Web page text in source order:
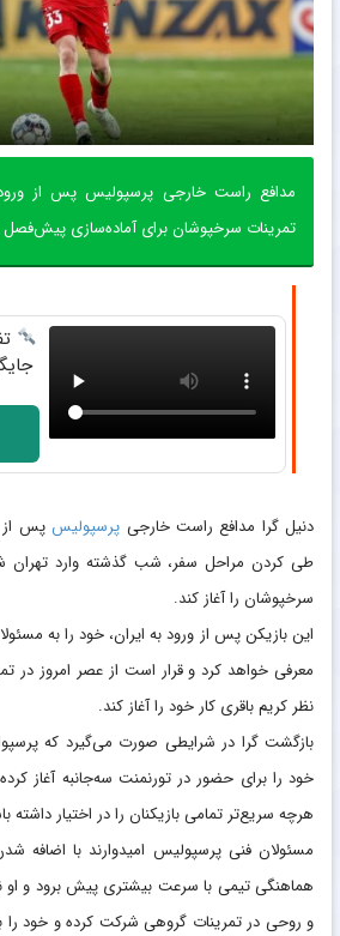
مدافع راست خارجی پرسپولیس پس از ورود
تمرینات سرخپوشان برای آماده‌سازی
دنیل گرا مدافع راست خارجی پرسپولیس پس از
طی کردن مراحل سفر، شب گذشته وارد تهران
سرخپوشان را آغاز کند.
این بازیکن پس از ورود به ایران، خود را به
معرفی خواهد کرد و قرار است از عصر امروز در
نظر کریم باقری کار خود را آغاز کند.
بازگشت گرا در شرایطی صورت می‌گیرد که
خود را برای حضور در تورنمنت سه‌جانبه آغاز
هرچه سریع‌تر تمامی بازیکنان را در اختیار داشته
مسئولان فنی پرسپولیس امیدوارند با اضافه
هماهنگی تیمی با سرعت بیشتری پیش برود و او
و روحی در تمرینات گروهی شرکت کرده و خود را